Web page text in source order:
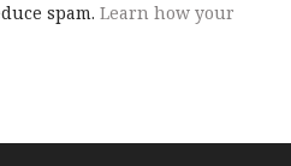
spam. Learn how your